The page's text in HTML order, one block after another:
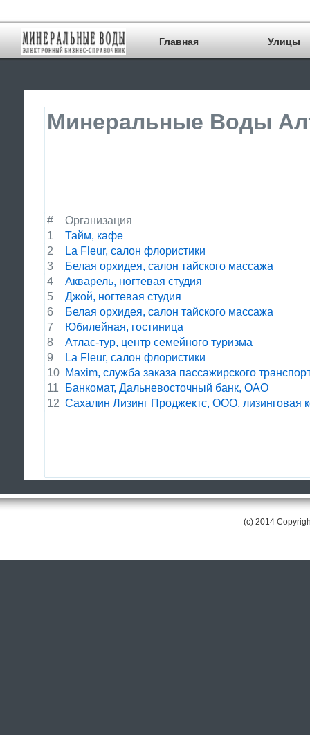
Главная Улицы
Минеральные Воды
#
Организация
1
Тайм, кафе
2
La Fleur, салон флористики
3
Белая орхидея, салон тайского массажа
4
Акварель, ногтевая студия
5
Джой, ногтевая студия
6
Белая орхидея, салон тайского массажа
7
Юбилейная, гостиница
8
Атлас-тур, центр семейного туризма
9
La Fleur, салон флористики
10 Maxim, служба заказа пассажирского
11
Банкомат, Дальневосточный банк, ОАО
12 Сахалин Лизинг Проджектс, ООО, лизинговая
(c) 2014